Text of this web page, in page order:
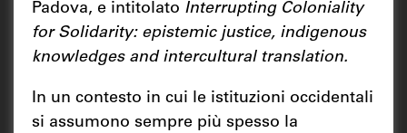
Padova, e intitolato Interrupting Coloniality
for Solidarity: epistemic justice, indigenous
knowledges and intercultural translation.
In un contesto in cui le istituzioni occidentali
si assumono sempre più spesso la